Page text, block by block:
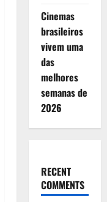
Cinemas
brasileiros
vivem uma
das
melhores
semanas de
2026
RECENT
COMMENTS